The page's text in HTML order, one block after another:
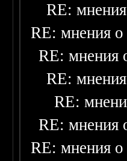
RE:
RE: мнения о
RE: мнения
RE:
RE:
RE: мнения
RE: мнения о